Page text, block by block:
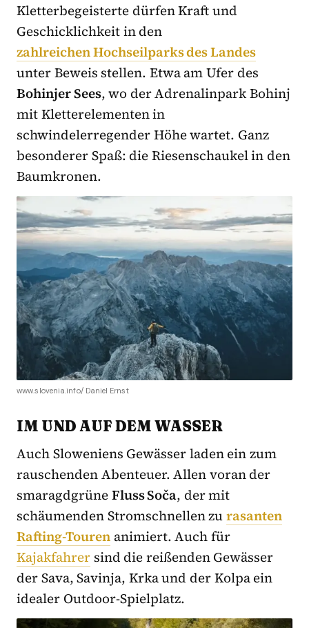
Kletterbegeisterte dürfen Kraft und
Geschicklichkeit in den
zahlreichen Hochseilparks des Landes
unter Beweis stellen. Etwa am Ufer des
Bohinjer Sees, wo der Adrenalinpark Bohinj
mit Kletterelementen in
schwindelerregender Höhe wartet. Ganz
besonderer Spaß: die Riesenschaukel in den
Baumkronen.
www.slovenia.info/ Daniel Ernst
IM UND AUF DEM WASSER
Auch Sloweniens Gewässer laden ein zum
rauschenden Abenteuer. Allen voran der
smaragdgrüneFluss Soča, der mit
schäumenden Stromschnellen zurasanten
Rafting-Touren animiert. Auch für
Kajakfahrer sind die reißenden Gewässer
der Sava, Savinja, Krka und der Kolpa ein
idealer Outdoor-Spielplatz.